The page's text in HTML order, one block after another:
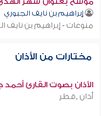
إبراهيم بن نايف الجبوري
منوعات - إبراهيم بن نايف
مختارات من الأذان
الأذان بصوت القارئ
أذان ,قطر